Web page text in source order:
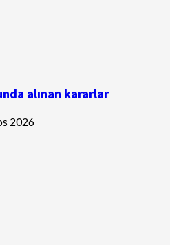
alınan kararlar
2026